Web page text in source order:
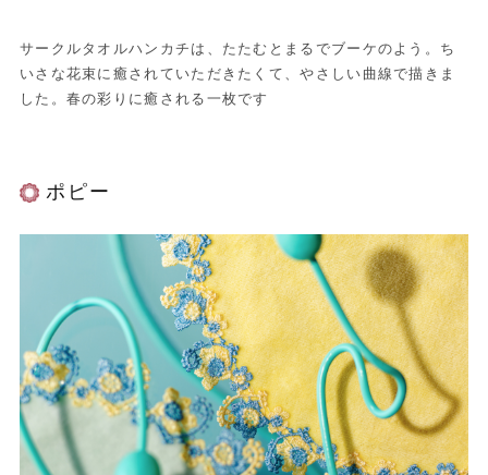
サークルタオルハンカチは、たたむとまるでブーケのよう。ち
いさな花束に癒されていただきたくて、やさしい曲線で描きま
した。春の彩りに癒される一枚です
ポピー